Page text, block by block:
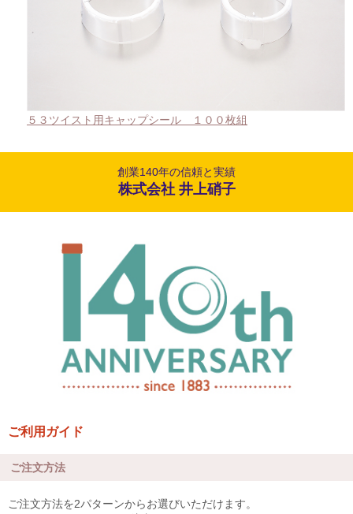
５３ツイスト用キャップシール １００枚組
創業140年の信頼と実績
株式会社 井上硝子
ご利用ガイド
ご注文方法
ご注文方法を2パターンからお選びいただけます。